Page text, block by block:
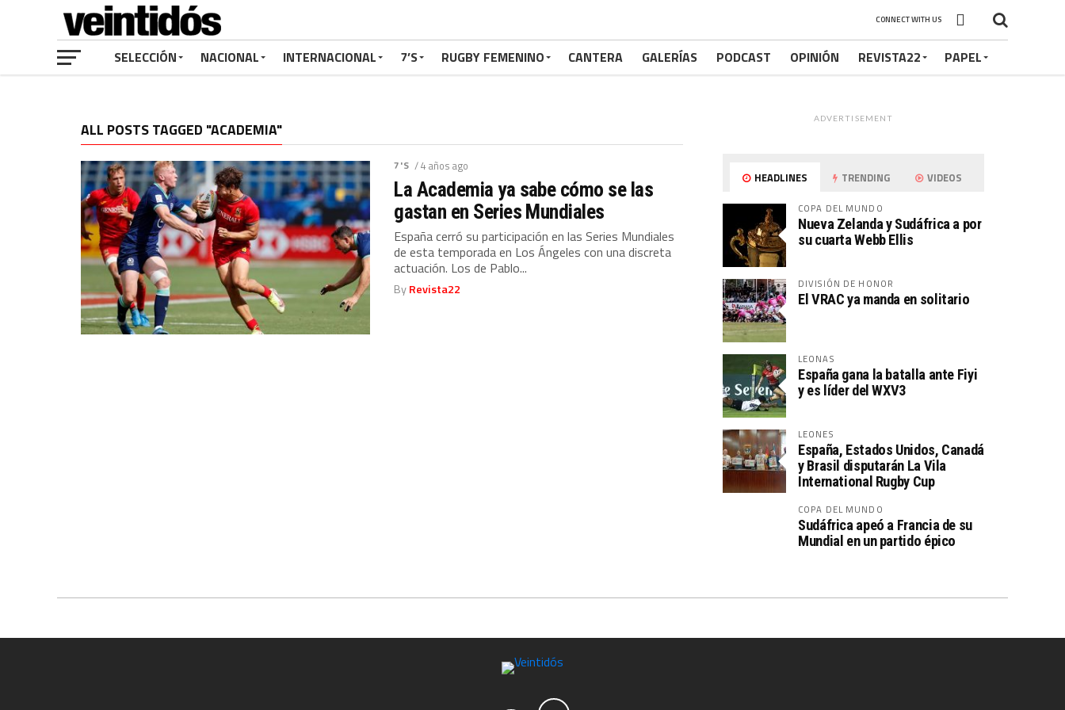
CONNECT WITH US
SELECCIÓN NACIONAL INTERNACIONAL 7’S RUGBY FEMENINO CANTERA GALERÍAS PODCAST OPINIÓN REVISTA22 PAPEL
ALL POSTS TAGGED "ACADEMIA"
7'S / 4 años ago
La Academia ya sabe cómo se las
gastan en Series Mundiales
España cerró su participación en las Series Mundiales
de esta temporada en Los Ángeles con una discreta
actuación. Los de Pablo...
ByRevista22
ADVERTISEMENT
HEADLINES TRENDING VIDEOS
COPA DEL MUNDO
Nueva Zelanda y Sudáfrica a por
su cuarta Webb Ellis
DIVISIÓN DE HONOR
El VRAC ya manda en solitario
LEONAS
España gana la batalla ante Fiyi
y es líder del WXV3
LEONES
España, Estados Unidos, Canadá
y Brasil disputarán La Vila
International Rugby Cup
COPA DEL MUNDO
Sudáfrica apeó a Francia de su
Mundial en un partido épico